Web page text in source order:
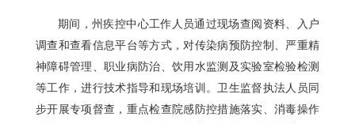
期间，州疾控中心工作人员通过现场查阅资料、入户
调查和查看信息平台等方式，对传染病预防控制、严重精
神障碍管理、职业病防治、饮用水监测及实验室检验检测
等工作，进行技术指导和现场培训。卫生监督执法人员同
步开展专项督查，重点检查院感防控措施落实、消毒操作